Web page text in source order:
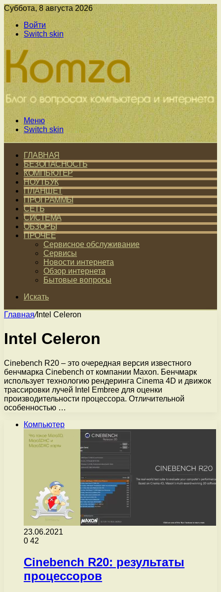
Суббота, 8 августа 2026
Войти
Switch skin
Меню
Switch skin
ГЛАВНАЯ
БЕЗОПАСНОСТЬ
КОМПЬЮТЕР
НОУТБУК
ПЛАНШЕТ
ПРОГРАММЫ
СЕТЬ
СИСТЕМА
ОБЗОРЫ
ПРОЧЕЕ
Сервисное обслуживание
Сервисы
Новости интернета
Обзор интернета
Бытовые вопросы
Искать
Главная/Intel Celeron
Intel Celeron
Cinebench R20 – это очередная версия известного
бенчмарка Cinebench от компании Maxon. Бенчмарк
использует технологию рендеринга Cinema 4D и движок
трассировки лучей Intel Embree для оценки
производительности процессора. Отличительной
особенностью …
Компьютер
23.06.2021
0 42
Cinebench R20: результаты
процессоров